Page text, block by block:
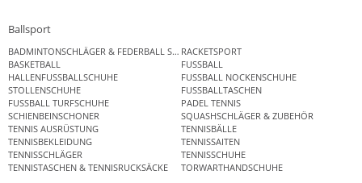
Ballsport
BADMINTONSCHLÄGER & FEDERBALL SETSRACKETSPORT
BASKETBALL
FUSSBALL
HALLENFUSSBALLSCHUHE
FUSSBALL NOCKENSCHUHE
STOLLENSCHUHE
FUSSBALLTASCHEN
FUSSBALL TURFSCHUHE
PADEL TENNIS
SCHIENBEINSCHONER
SQUASHSCHLÄGER & ZUBEHÖR
TENNIS AUSRÜSTUNG
TENNISBÄLLE
TENNISBEKLEIDUNG
TENNISSAITEN
TENNISSCHLÄGER
TENNISSCHUHE
TENNISTASCHEN & TENNISRUCKSÄCKE
TORWARTHANDSCHUHE